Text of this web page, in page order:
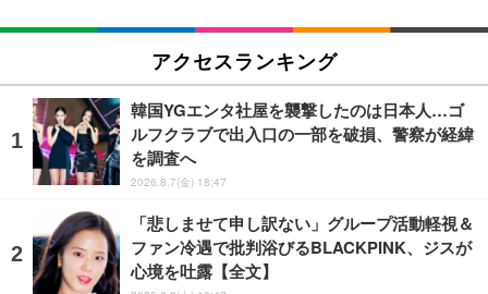
アクセスランキング
韓国YGエンタ社屋を襲撃したのは日本人…ゴ
ルフクラブで出入口の一部を破損、警察が経緯
を調査へ
2026.8.7(金) 18:47
「悲しませて申し訳ない」グループ活動軽視＆
ファン冷遇で批判浴びるBLACKPINK、ジスが
心境を吐露【全文】